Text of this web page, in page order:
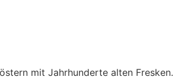
mit Jahrhunderte alten Fresken.